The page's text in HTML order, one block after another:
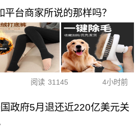
台商家所说的那样吗？
阅读 31145 4小时前
政府5月退还近220亿美元关